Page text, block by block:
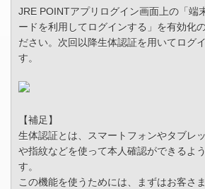
JRE POINTアプリログイン画面上の「端
ードを利用してログインする」を有効化
ださい。次回以降生体認証を用いてログ
す。
【補足】
生体認証とは、スマートフォンやタブレ
や指紋などを使って本人確認ができるよ
す。
この機能を使うためには、まずはお客さ